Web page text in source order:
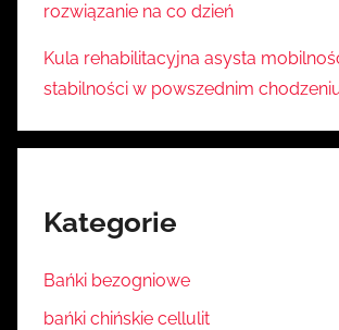
rozwiązanie na co dzień
Kula rehabilitacyjna asysta
stabilności w powszednim
Kategorie
Bańki bezogniowe
bańki chińskie cellulit